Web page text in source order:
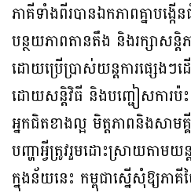
ភាគីទាំងពីរបានឯកភាពគ្នាបង្
បន្ថយភាពតានតឹង និងរក្សាសន្
ដោយប្រើប្រាស់យន្តការផ្សេងៗ
ដោយសន្តិវិធី និងបញ្ជៀសការប៉ះទ
អ្នកជិតខាងល្អ មិត្តភាពនិងសា
បញ្ហាអ្វីត្រូវរួមដោះស្រាយតាមយ
ក្នុងន័យនេះ កម្ពុជាស្នើសុំឱ្យភាគីថ